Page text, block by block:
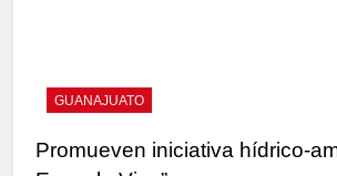
GUANAJUATO
Promueven iniciativa hídrico-